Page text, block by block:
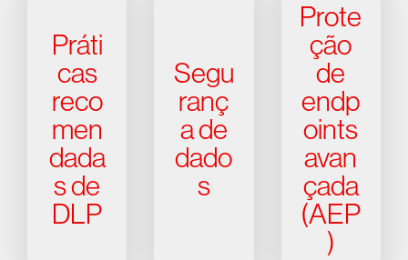
Práti
cas
reco
men
dada
s de
DLP
Segu
ranç
a de
dado
s
Prote
ção
de
endp
oints
avan
çada
(AEP
)